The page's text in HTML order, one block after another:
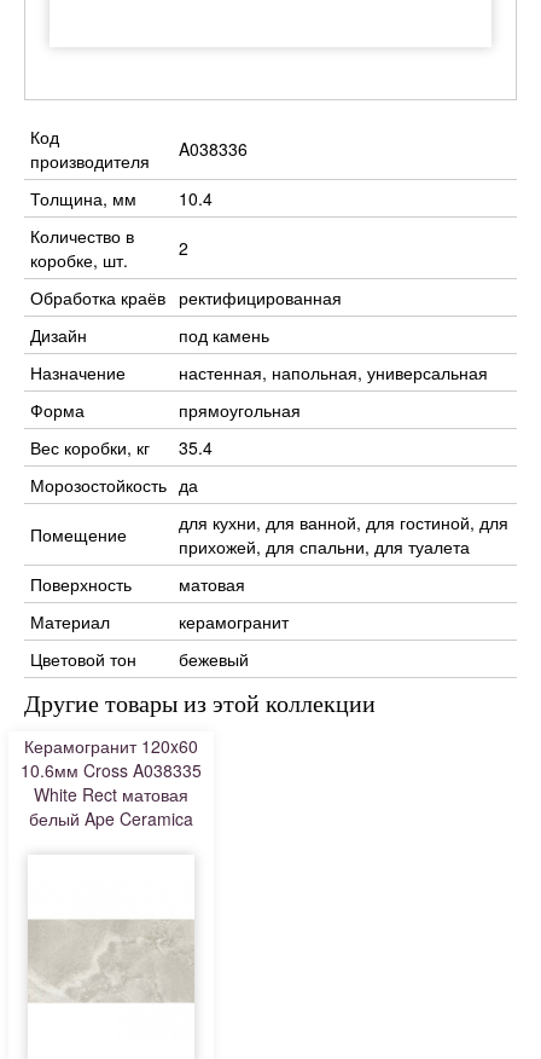
Код
производителя
A038336
Толщина, мм
10.4
Количество в
коробке, шт.
2
Обработка краёв ректифицированная
Дизайн
под камень
Назначение
настенная, напольная, универсальная
Форма
прямоугольная
Вес коробки, кг
35.4
Морозостойкость да
Помещение
для кухни, для ванной, для гостиной, для
прихожей, для спальни, для туалета
Поверхность
матовая
Материал
керамогранит
Цветовой тон
бежевый
Другие товары из этой коллекции
Керамогранит 120x60
10.6мм Cross A038335
White Rect матовая
белый Ape Ceramica